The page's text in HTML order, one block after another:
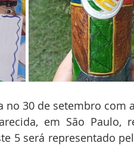
30 de setembro com
em São Paulo,
5 será representado